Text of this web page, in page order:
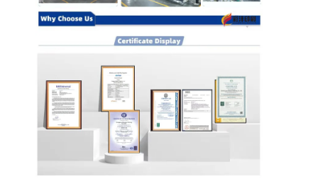
Visita alla fabbrica
Controllo di qualità
Notizie